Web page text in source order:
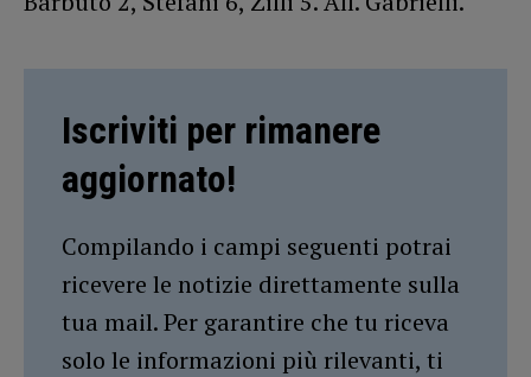
Iscriviti per rimanere
aggiornato!
Compilando i campi seguenti potrai
ricevere le notizie direttamente sulla
tua mail. Per garantire che tu riceva
solo le informazioni più rilevanti, ti